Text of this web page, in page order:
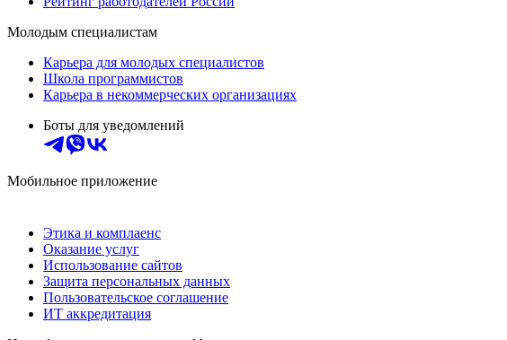
Молодым специалистам
Карьера для молодых специалистов
Школа программистов
Карьера в некоммерческих организациях
Боты для уведомлений
Мобильное приложение
Этика и комплаенс
Оказание услуг
Использование сайтов
Защита персональных данных
Пользовательское соглашение
ИТ аккредитация